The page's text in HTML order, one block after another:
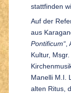
stattfinden
Auf der
aus
Pontificum“
Kultur,
Manelli M.I.
alten Ritus,